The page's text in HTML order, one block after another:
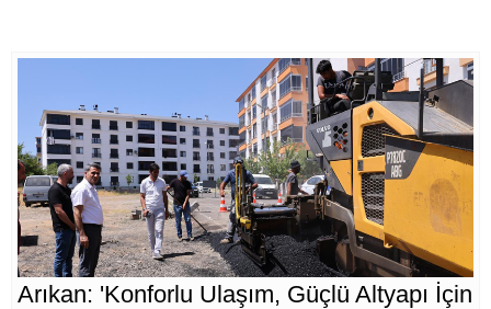
Arıkan: 'Konforlu Ulaşım, Güçlü Altyapı İçin